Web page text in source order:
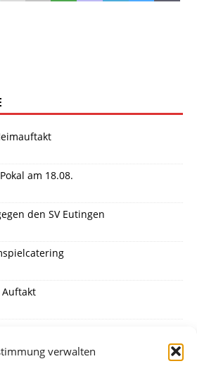
verwalten
am 18.08.
den SV Eutingen
Auftakt